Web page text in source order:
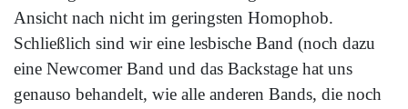
Ansicht nach nicht im geringsten Homophob.
Schließlich sind wir eine lesbische Band (noch dazu
eine Newcomer Band und das Backstage hat uns
genauso behandelt, wie alle anderen Bands, die noch